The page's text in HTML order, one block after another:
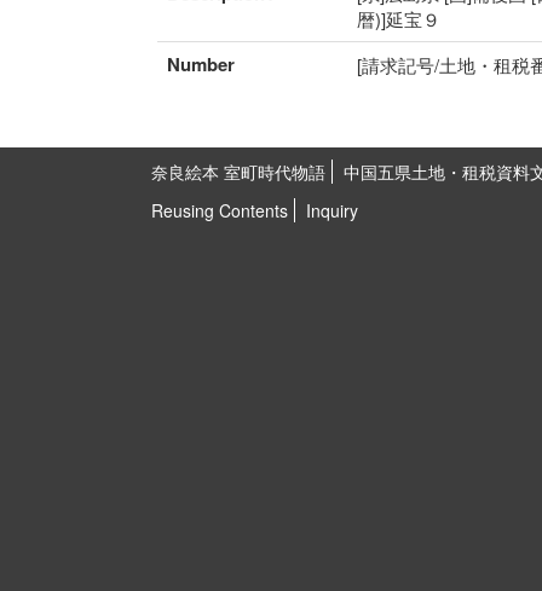
暦)]延宝９
Number [請求記号/土地・租税
奈良絵本 室町時代物語
中国五県土地・租税資料
Reusing Contents
Inquiry